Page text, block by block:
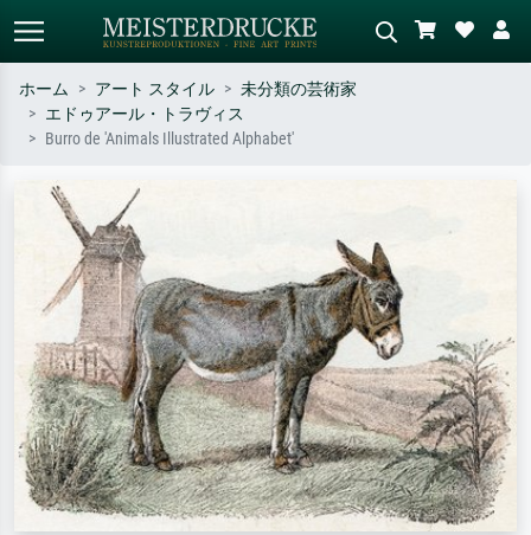
標準検索
– 例：モネ、星月夜、印象派、北
斎の波、ヌード。
ド。
ホーム アート スタイル
未分類の芸術家
エドゥアール・トラヴィス
Burro de 'Animals Illustrated Alphabet'